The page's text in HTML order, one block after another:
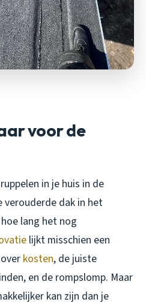
voor de
in je huis in de
verouderde dak in het
lang het nog
lijkt misschien een
kosten, de juiste
en de rompslomp. Maar
kan zijn dan je